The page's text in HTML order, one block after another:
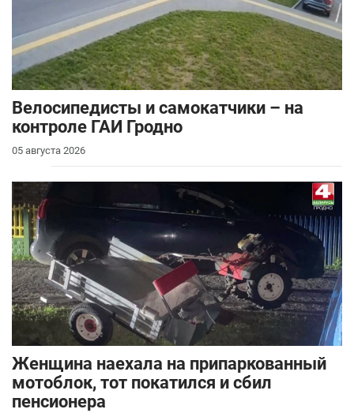
Велосипедисты и самокатчики – на
контроле ГАИ Гродно
05 августа 2026
Женщина наехала на припаркованный
мотоблок, тот покатился и сбил
пенсионера